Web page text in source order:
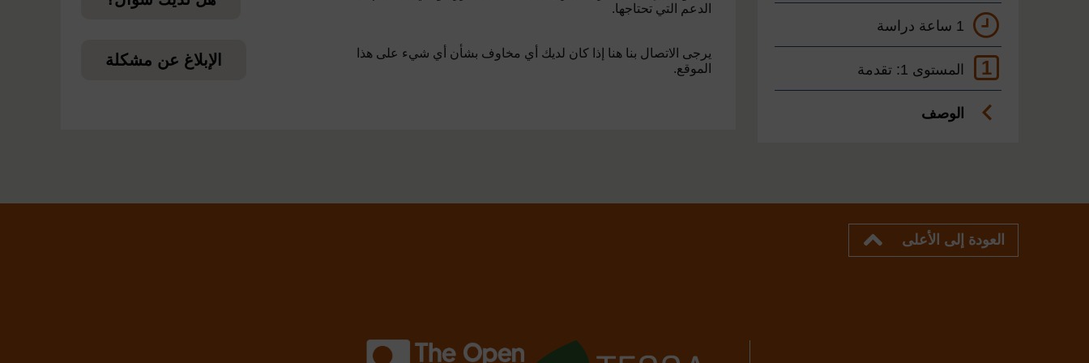
1 ساعة دراسة
1 المستوى 1: تقدمة
الوصف
الدعم التي تحتاجها.
يرجى الاتصال بنا هنا إذا كان لديك أي مخاوف بشأن أي شيء على هذا
الموقع.
الإبلاغ عن مشكلة
العودة إلى الأعلى